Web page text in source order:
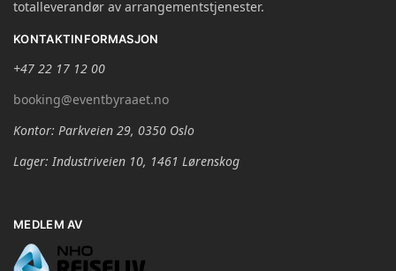
totalleverandør av arrangementstjenester.
KONTAKTINFORMASJON
+47 22 17 12 00
booking@eventbyraaet.no
Kontor: Parkveien 29, 0350 Oslo
Lager: Industriveien 10, 1461 Lørenskog
MEDLEM AV